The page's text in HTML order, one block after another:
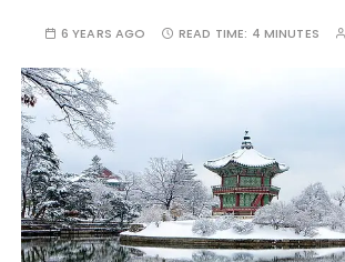
6 YEARS AGO READ TIME: 4 MINUTES